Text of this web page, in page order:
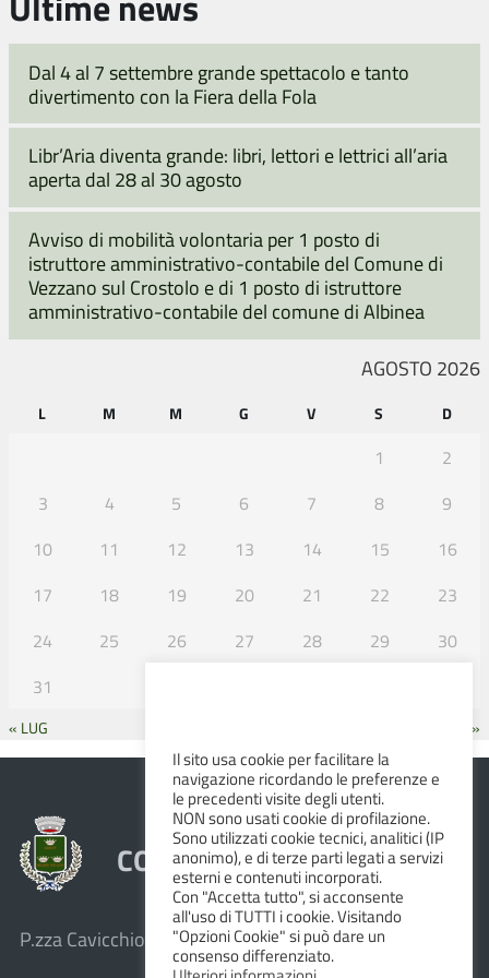
Dal 4 al 7 settembre grande spettacolo e tanto
divertimento con la Fiera della Fola
Libr’Aria diventa grande: libri, lettori e lettrici all’aria
aperta dal 28 al 30 agosto
Avviso di mobilità volontaria per 1 posto di
istruttore amministrativo-contabile del Comune di
Vezzano sul Crostolo e di 1 posto di istruttore
amministrativo-contabile del comune di Albinea
AGOSTO 2026
L M M G V S D
1
2
3
4 5 6 7 8
9
10
11 12 13 14 15
16
17
18 19 20 21 22
23
24
25 26 27 28 29
30
31
« LUG SET »
COMUNE DI ALBINEA
P.zza Cavicchioni, 8 – 42020 Albinea (R.E.)
Il sito usa cookie per facilitare la
navigazione ricordando le preferenze e
le precedenti visite degli utenti.
NON sono usati cookie di profilazione.
Sono utilizzati cookie tecnici, analitici (IP
anonimo), e di terze parti legati a servizi
esterni e contenuti incorporati.
Con "Accetta tutto", si acconsente
all'uso di TUTTI i cookie. Visitando
"Opzioni Cookie" si può dare un
consenso differenziato.